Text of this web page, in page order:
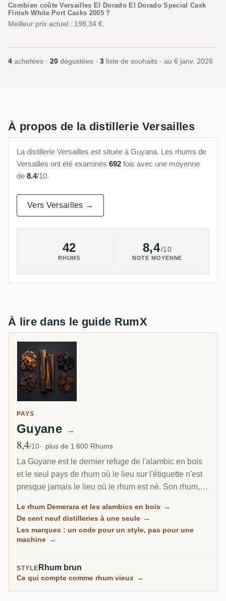
Combien coûte Versailles El Dorado El Dorado Special Cask
Finish White Port Casks 2005 ?
Meilleur prix actuel : 198,34 €.
4 achetées · 20 dégustées · 3 liste de souhaits · au 6 janv. 2026
À propos de la distillerie Versailles
La distillerie Versailles est située à Guyana. Les rhums de
Versailles ont été examinés 692 fois avec une moyenne
de 8.4/10.
Vers Versailles →
42
RHUMS
8,4/10
NOTE MOYENNE
À lire dans le guide RumX
PAYS
Guyane →
Note moyenne
8,4/10 plus de 1 600 Rhums
La Guyane est le dernier refuge de l'alambic en bois
et le seul pays de rhum où le lieu sur l'étiquette n'est
presque jamais le lieu où le rhum est né. Son rhum,
distilleries à une seule, et les domaines fermés
une recette, pas pour une machine. Savoir les lire,
Le rhum Demerara et les alambics en bois →
De cent neuf distilleries à une seule →
Les marques : un code pour un style, pas pour une
machine →
STYLE Rhum brun
Ce qui compte comme rhum vieux →